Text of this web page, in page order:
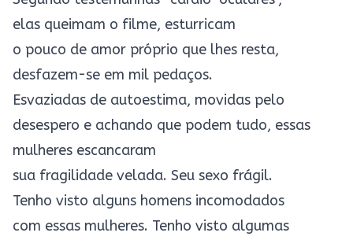
elas queimam o filme, esturricam
o pouco de amor próprio que lhes resta,
desfazem-se em mil pedaços.
Esvaziadas de autoestima, movidas pelo
desespero e achando que podem tudo, essas
mulheres escancaram
sua fragilidade velada. Seu sexo frágil.
Tenho visto alguns homens incomodados
com essas mulheres. Tenho visto algumas